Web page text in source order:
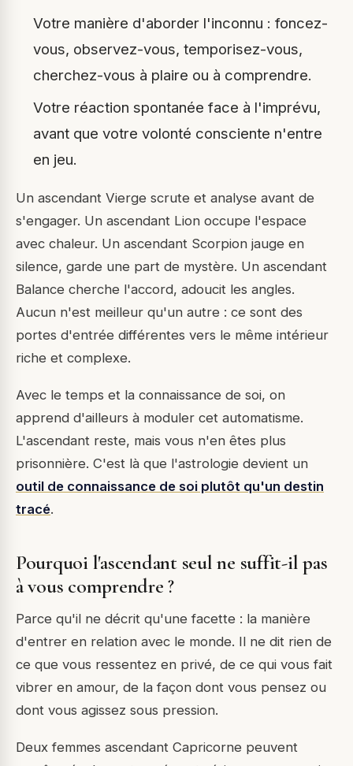
Votre manière d'aborder l'inconnu : foncez-
vous, observez-vous, temporisez-vous,
cherchez-vous à plaire ou à comprendre.
Votre réaction spontanée face à l'imprévu,
avant que votre volonté consciente n'entre
en jeu.
Un ascendant Vierge scrute et analyse avant de
s'engager. Un ascendant Lion occupe l'espace
avec chaleur. Un ascendant Scorpion jauge en
silence, garde une part de mystère. Un ascendant
Balance cherche l'accord, adoucit les angles.
Aucun n'est meilleur qu'un autre : ce sont des
portes d'entrée différentes vers le même intérieur
riche et complexe.
Avec le temps et la connaissance de soi, on
apprend d'ailleurs à moduler cet automatisme.
L'ascendant reste, mais vous n'en êtes plus
prisonnière. C'est là que l'astrologie devient un
outil de connaissance de soi plutôt qu'un destin
tracé.
Pourquoi l'ascendant seul ne suffit-il pas
à vous comprendre ?
Parce qu'il ne décrit qu'une facette : la manière
d'entrer en relation avec le monde. Il ne dit rien de
ce que vous ressentez en privé, de ce qui vous fait
vibrer en amour, de la façon dont vous pensez ou
dont vous agissez sous pression.
Deux femmes ascendant Capricorne peuvent